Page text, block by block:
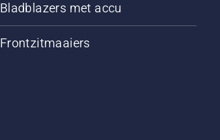
Bladblazers met accu
Frontzitmaaiers